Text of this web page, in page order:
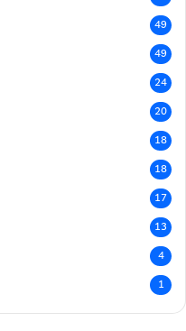
49
49
24
20
18
18
17
13
4
1